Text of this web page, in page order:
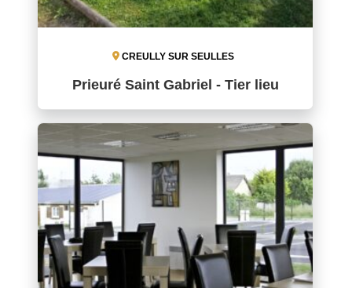
CREULLY SUR SEULLES
Prieuré Saint Gabriel - Tier lieu